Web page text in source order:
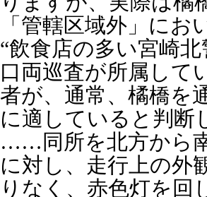
「管轄区域外」にお
“飲食店の多い宮崎
口両巡査が所属して
者が、通常、橘橋を
に適していると判断
……同所を北方から
に対し、走行上の外
りなく、赤色灯を回